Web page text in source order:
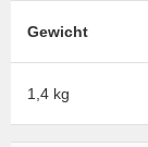
Gewicht
1,4 kg